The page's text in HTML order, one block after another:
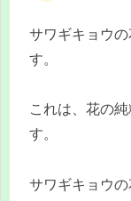
サワギキョウ
す。
これは、花の
す。
サワギキョウ